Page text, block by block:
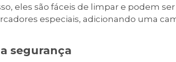
eles são fáceis de limpar e podem
especiais, adicionando uma
segurança